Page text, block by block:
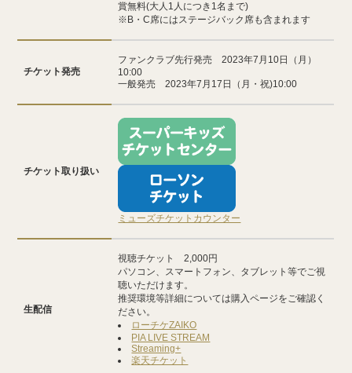
賞無料(大人1人につき1名まで)
※B・C席にはステージバック席も含まれます
チケット発売
ファンクラブ先行発売 2023年7月10日（月）
10:00
一般発売 2023年7月17日（月・祝)10:00
チケット取り扱い
ミューズチケットカウンター
生配信
視聴チケット 2,000円
パソコン、スマートフォン、タブレット等でご視
聴いただけます。
推奨環境等詳細については購入ページをご確認く
ださい。
ローチケZAIKO
PIA LIVE STREAM
Streaming+
楽天チケット